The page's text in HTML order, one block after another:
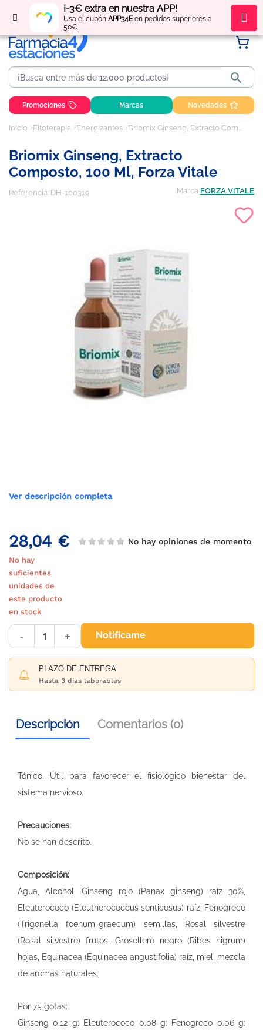
¡-3€ extra en nuestra APP!
Usa el cupón APP34Een pedidos superiores a
50€
Regístratey obténpuntos por tus compras

Promociones Marcas Novedades
Inicio Fitoterapia Energizantes Briomix Ginseng, Extracto Composto, 100 ml, Forza Vitale
Briomix Ginseng, Extracto
Composto, 100 Ml, Forza Vitale
Referencia: DH-100319 Marca FORZA VITALE
Ver descripción completa
28,04 € No hay opiniones de momento
No hay
suficientes
unidades de
este producto
en stock
- + Notifícame
PLAZO DE ENTREGA
Hasta 3 días laborables
Descripción Comentarios (0)
Tónico. Útil para favorecer el fisiológico bienestar del
sistema nervioso.
Precauciones:
No se han descrito.
Composición:
Agua, Alcohol, Ginseng rojo (Panax ginseng) raíz 30%,
Eleuterococo (Eleutherococcus senticosus) raíz, Fenogreco
(Trigonella foenum-graecum) semillas, Rosal silvestre
(Rosal silvestre) frutos, Grosellero negro (Ribes nigrum)
hojas, Equinacea (Equinacea angustifolia) raíz, miel, mezcla
de aromas naturales.
Por 75 gotas:
Ginseng 0.12 g: Eleuterococo 0.08 g: Fenogreco 0.06 g: